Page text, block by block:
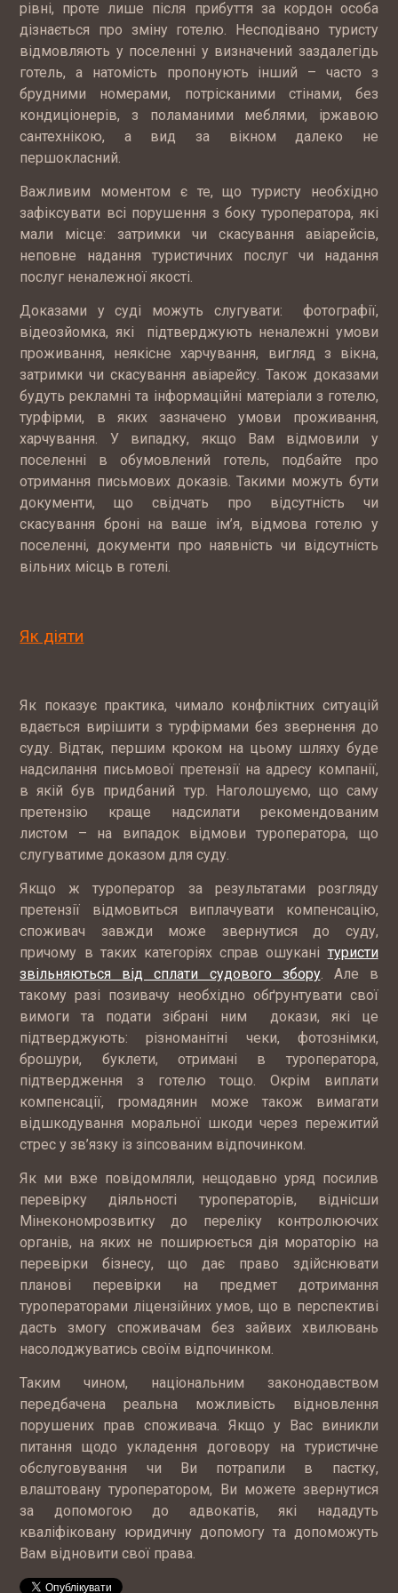
рівні, проте лише після прибуття за кордон особа
дізнається про зміну готелю. Несподівано туристу
відмовляють у поселенні у визначений заздалегідь
готель, а натомість пропонують інший – часто з
брудними номерами, потрісканими стінами, без
кондиціонерів, з поламаними меблями, іржавою
сантехнікою, а вид за вікном далеко не
першокласний.
Важливим моментом є те, що туристу необхідно
зафіксувати всі порушення з боку туроператора, які
мали місце: затримки чи скасування авіарейсів,
неповне надання туристичних послуг чи надання
послуг неналежної якості.
Доказами у суді можуть слугувати: фотографії,
відеозйомка, які підтверджують неналежні умови
проживання, неякісне харчування, вигляд з вікна,
затримки чи скасування авіарейсу. Також доказами
будуть рекламні та інформаційні матеріали з готелю,
турфірми, в яких зазначено умови проживання,
харчування. У випадку, якщо Вам відмовили у
поселенні в обумовлений готель, подбайте про
отримання письмових доказів. Такими можуть бути
документи, що свідчать про відсутність чи
скасування броні на ваше ім’я, відмова готелю у
поселенні, документи про наявність чи відсутність
вільних місць в готелі.
Як діяти
Як показує практика, чимало конфліктних ситуацій
вдається вирішити з турфірмами без звернення до
суду. Відтак, першим кроком на цьому шляху буде
надсилання письмової претензії на адресу компанії,
в якій був придбаний тур. Наголошуємо, що саму
претензію краще надсилати рекомендованим
листом – на випадок відмови туроператора, що
слугуватиме доказом для суду.
Якщо ж туроператор за результатами розгляду
претензії відмовиться виплачувати компенсацію,
споживач завжди може звернутися до суду,
причому в таких категоріях справ ошукані туристи
звільняються від сплати судового збору. Але в
такому разі позивачу необхідно обґрунтувати свої
вимоги та подати зібрані ним докази, які це
підтверджують: різноманітні чеки, фотознімки,
брошури, буклети, отримані в туроператора,
підтвердження з готелю тощо. Окрім виплати
компенсації, громадянин може також вимагати
відшкодування моральної шкоди через пережитий
стрес у зв’язку із зіпсованим відпочинком.
Як ми вже повідомляли, нещодавно уряд посилив
перевірку діяльності туроператорів, віднісши
Мінекономрозвитку до переліку контролюючих
органів, на яких не поширюється дія мораторію на
перевірки бізнесу, що дає право здійснювати
планові перевірки на предмет дотримання
туроператорами ліцензійних умов, що в перспективі
дасть змогу споживачам без зайвих хвилювань
насолоджуватись своїм відпочинком.
Таким чином, національним законодавством
передбачена реальна можливість відновлення
порушених прав споживача. Якщо у Вас виникли
питання щодо укладення договору на туристичне
обслуговування чи Ви потрапили в пастку,
влаштовану туроператором, Ви можете звернутися
за допомогою до адвокатів, які нададуть
кваліфіковану юридичну допомогу та допоможуть
Вам відновити свої права.